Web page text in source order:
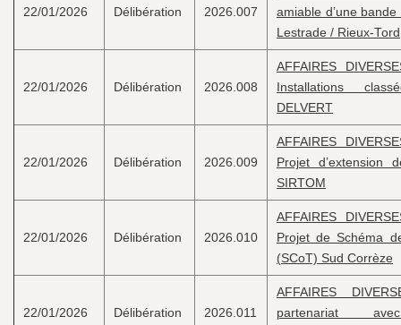
22/01/2026 Délibération 2026.007
amiable d’une
Lestrade / Rieux-Tord
22/01/2026 Délibération 2026.008
AFFAIRES
Installations
DELVERT
22/01/2026 Délibération 2026.009
AFFAIRES
Projet d’extension
SIRTOM
22/01/2026 Délibération 2026.010
AFFAIRES
Projet de Schéma
(SCoT) Sud Corrèze
22/01/2026 Délibération 2026.011
AFFAIRES
partenariat